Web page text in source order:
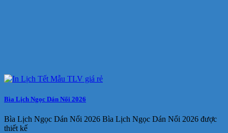
Bìa Lịch Ngọc Dán Nổi 2026
Bìa Lịch Ngọc Dán Nổi 2026 Bìa Lịch Ngọc Dán Nổi 2026 được
thiết kế